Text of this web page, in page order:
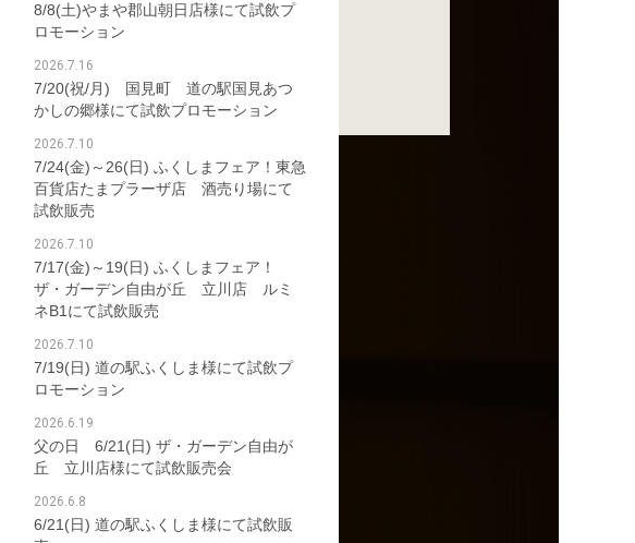
8/8(土)やまや郡山朝日店様にて試飲プ
ロモーション
2026.7.16
7/20(祝/月) 国見町 道の駅国見あつ
かしの郷様にて試飲プロモーション
2026.7.10
7/24(金)～26(日) ふくしまフェア！東急
百貨店たまプラーザ店 酒売り場にて
試飲販売
2026.7.10
7/17(金)～19(日) ふくしまフェア！
ザ・ガーデン自由が丘 立川店 ルミ
ネB1にて試飲販売
2026.7.10
7/19(日) 道の駅ふくしま様にて試飲プ
ロモーション
2026.6.19
父の日 6/21(日) ザ・ガーデン自由が
丘 立川店様にて試飲販売会
2026.6.8
6/21(日) 道の駅ふくしま様にて試飲販